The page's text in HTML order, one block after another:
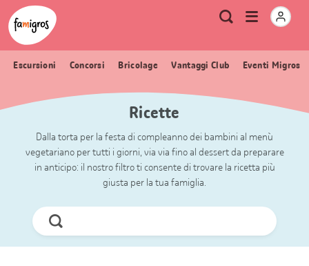
Navigazione
segnalibri
Header
Logo Metanavigazione
Ricerca
Apri
menu
Escursioni Concorsi Bricolage Vantaggi Club Eventi Migros
Ricette
Dalla torta per la festa di compleanno dei bambini al menù
vegetariano per tutti i giorni, via via fino al dessert da preparare
in anticipo: il nostro filtro ti consente di trovare la ricetta più
giusta per la tua famiglia.
Cerca
ora